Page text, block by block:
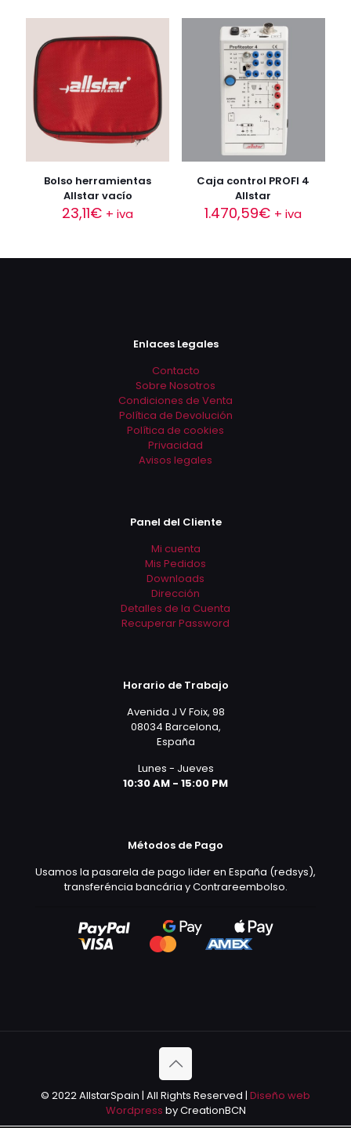
producto
tiene
múltiples
variantes.
Las
opciones
se
pueden
elegir
en
página
de
producto
Bolso herramientas
Allstar vacío
23,11€ + iva
Caja control PROFI 4
Allstar
1.470,59€ + iva
Enlaces Legales
Contacto
Sobre Nosotros
Condiciones de Venta
Política de Devolución
Política de cookies
Privacidad
Avisos legales
Panel del Cliente
Mi cuenta
Mis Pedidos
Downloads
Dirección
Detalles de la Cuenta
Recuperar Password
Horario de Trabajo
Avenida J V Foix, 98
08034 Barcelona,
España
Lunes - Jueves
10:30 AM - 15:00 PM
Métodos de Pago
Usamos la pasarela de pago lider en España (redsys),
transferéncia bancária y Contrareembolso.
© 2022 AllstarSpain | All Rights Reserved | Diseño web
Wordpress by CreationBCN